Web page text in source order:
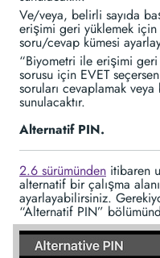
Ve/veya, belirli sayıda
erişimi geri yüklemek için
soru/cevap kümesi
“Biyometri ile erişimi
sorusu için EVET
soruları cevaplamak
sunulacaktır.
Alternatif PIN.
2.6 sürümünden itibaren
alternatif bir çalışma
ayarlayabilirsiniz.
“Alternatif PIN”